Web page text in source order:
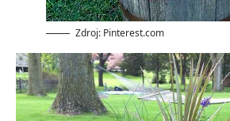
Zdroj: Pinterest.com